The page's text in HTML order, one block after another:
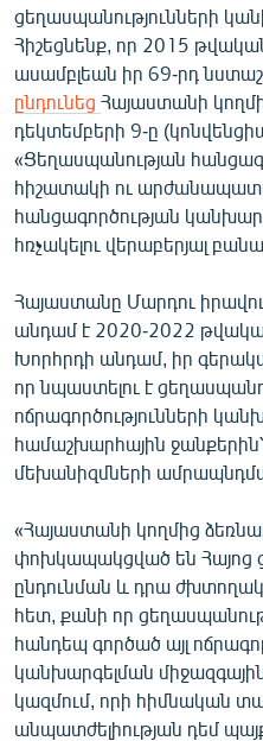
ցեղասպանությունների
Հիշեցնենք, որ 2015
ասամբլեան իր 69-րդ
ընդունեց Հայաստանի
դեկտեմբերի 9-ը
«Ցեղասպանության
հիշատակի ու
հանցագործության
հռչակելու վերաբերյալ
Հայաստանը Մարդու
անդամ է 2020-2022
Խորհրդի անդամ, իր
որ նպաստելու է
ոճրագործությունների
համաշխարհային
մեխանիզմների
«Հայաստանի կողմից
փոխկապակցված են Հայոց
ընդունման և դրա
հետ, քանի որ
հանդեպ գործած այլ
կանխարգելման
կազմում, որի հիմնական
անպատժելիության դեմ